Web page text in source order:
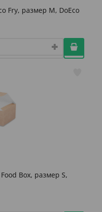
Fry, размер М, DoEco
Box, размер S,